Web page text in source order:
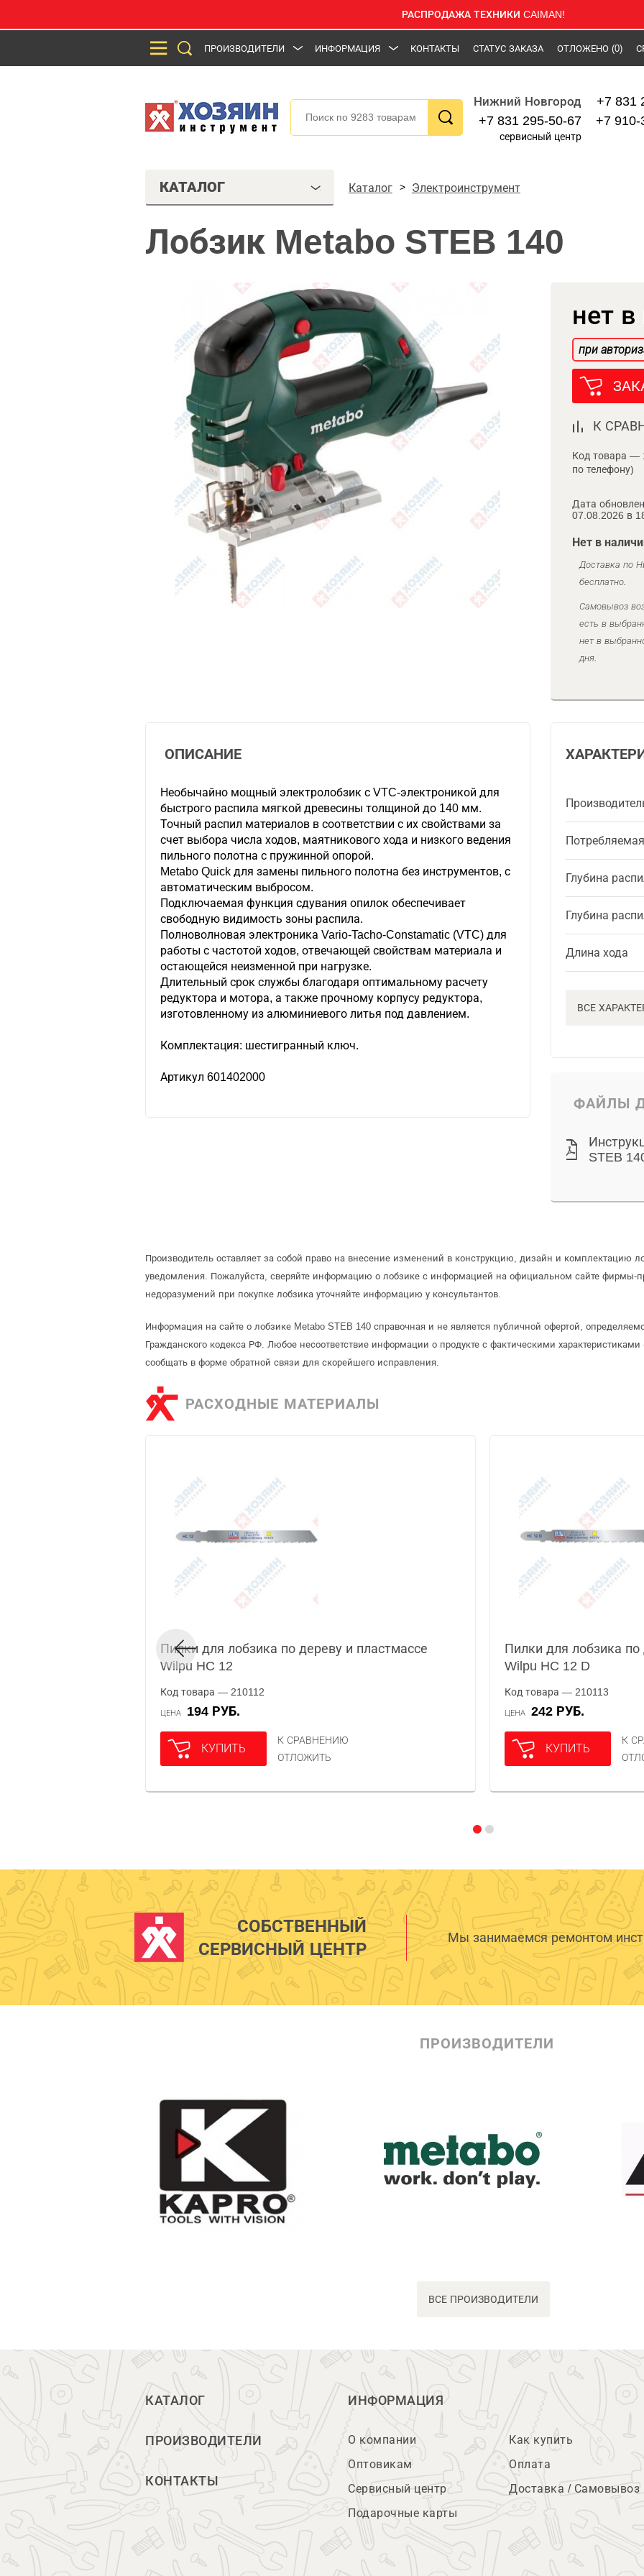
РАСПРОДАЖА ТЕХНИКИ CAIMAN!
ПРОИЗВОДИТЕЛИ ИНФОРМАЦИЯ КОНТАКТЫ СТАТУС ЗАКАЗА ОТЛОЖЕНО (0)
Нижний Новгород
+7 831 295-50-67
сервисный центр
+7 831
+7 910-
КАТАЛОГ Каталог Электроинструмент
Лобзик Metabo STEB 140
нет
при
К
Код товара —
по телефону)
Дата
07.08.2026 в
Нет в
Доставка по
бесплатно.
Самовывоз
есть в
нет в
дня.
Глубина
Глубина
Длина хода
ВСЕ
ФАЙЛЫ
STEB
ОПИСАНИЕ
Необычайно мощный электролобзик с VTC-электроникой для
быстрого распила мягкой древесины толщиной до 140 мм.
Точный распил материалов в соответствии с их свойствами за
счет выбора числа ходов, маятникового хода и низкого ведения
пильного полотна с пружинной опорой.
Metabo Quick для замены пильного полотна без инструментов, с
автоматическим выбросом.
Подключаемая функция сдувания опилок обеспечивает
свободную видимость зоны распила.
Полноволновая электроника Vario-Tacho-Constamatic (VTC) для
работы с частотой ходов, отвечающей свойствам материала и
остающейся неизменной при нагрузке.
Длительный срок службы благодаря оптимальному расчету
редуктора и мотора, а также прочному корпусу редуктора,
изготовленному из алюминиевого литья под давлением.
Комплектация: шестигранный ключ.
Артикул 601402000
Производитель оставляет за собой право на внесение изменений в конструкцию, дизайн и комплектацию
уведомления. Пожалуйста, сверяйте информацию о лобзике с информацией на официальном сайте фирмы-
недоразумений при покупке лобзика уточняйте информацию у консультантов.
Информация на сайте о лобзике Metabo STEB 140 справочная и не является публичной офертой,
Гражданского кодекса РФ. Любое несоответствие информации о продукте с фактическими
сообщать в форме обратной связи для скорейшего исправления.
РАСХОДНЫЕ МАТЕРИАЛЫ
Пилки для лобзика по дереву и пластмассе
Wilpu HC 12
Код товара — 210112
ЦЕНА 194 РУБ.
КУПИТЬ
К СРАВНЕНИЮ
ОТЛОЖИТЬ
Пилки для лобзика
Wilpu HC 12 D
Код товара — 210113
ЦЕНА 242 РУБ.
КУПИТЬ
К
СОБСТВЕННЫЙ
СЕРВИСНЫЙ ЦЕНТР
Мы занимаемся ремонтом
ПРОИЗВОДИТЕЛИ
ВСЕ ПРОИЗВОДИТЕЛИ
КАТАЛОГ
ПРОИЗВОДИТЕЛИ
КОНТАКТЫ
ИНФОРМАЦИЯ
О компании
Оптовикам
Сервисный центр
Подарочные карты
Как купить
Оплата
Доставка / Самовывоз